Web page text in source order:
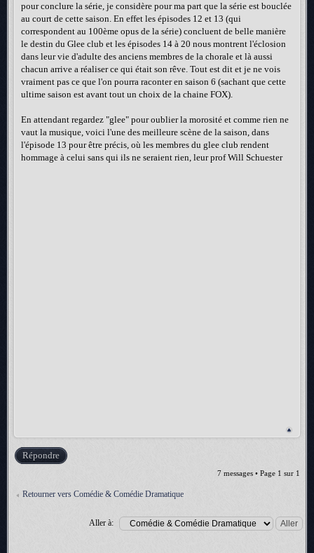
pour conclure la série, je considère pour ma part que la série est bouclée
au court de cette saison. En effet les épisodes 12 et 13 (qui
correspondent au 100ème opus de la série) concluent de belle manière
le destin du Glee club et les épisodes 14 à 20 nous montrent l'éclosion
dans leur vie d'adulte des anciens membres de la chorale et là aussi
chacun arrive a réaliser ce qui était son rêve. Tout est dit et je ne vois
vraiment pas ce que l'on pourra raconter en saison 6 (sachant que cette
ultime saison est avant tout un choix de la chaine FOX).
En attendant regardez "glee" pour oublier la morosité et comme rien ne
vaut la musique, voici l'une des meilleure scène de la saison, dans
l'épisode 13 pour être précis, où les membres du glee club rendent
hommage à celui sans qui ils ne seraient rien, leur prof Will Schuester
Répondre
7 messages • Page 1 sur 1
Retourner vers Comédie & Comédie Dramatique
Aller à: